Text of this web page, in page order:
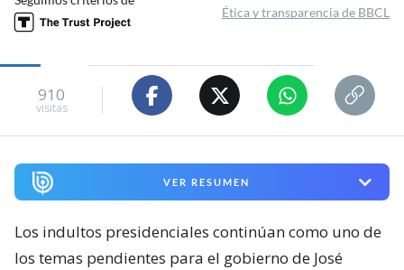
Ética y transparencia de BBCL
910
visitas
VER RESUMEN
Los indultos presidenciales continúan como uno de
los temas pendientes para el gobierno de José